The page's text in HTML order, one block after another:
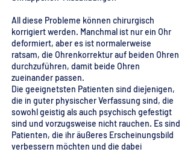
All diese Probleme können chirurgisch
korrigiert werden. Manchmal ist nur ein Ohr
deformiert, aber es ist normalerweise
ratsam, die Ohrenkorrektur auf beiden Ohren
durchzuführen, damit beide Ohren
zueinander passen.
Die geeignetsten Patienten sind diejenigen,
die in guter physischer Verfassung sind, die
sowohl geistig als auch psychisch gefestigt
sind und vorzugsweise nicht rauchen. Es sind
Patienten, die ihr äußeres Erscheinungsbild
verbessern möchten und die dabei